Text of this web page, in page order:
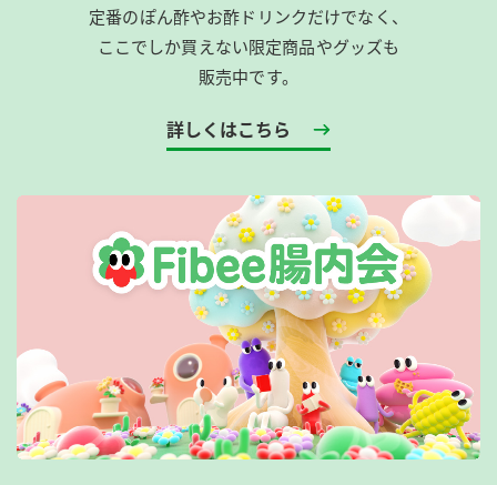
定番のぽん酢やお酢ドリンクだけでなく、
ここでしか買えない限定商品やグッズも
販売中です。
詳しくはこちら